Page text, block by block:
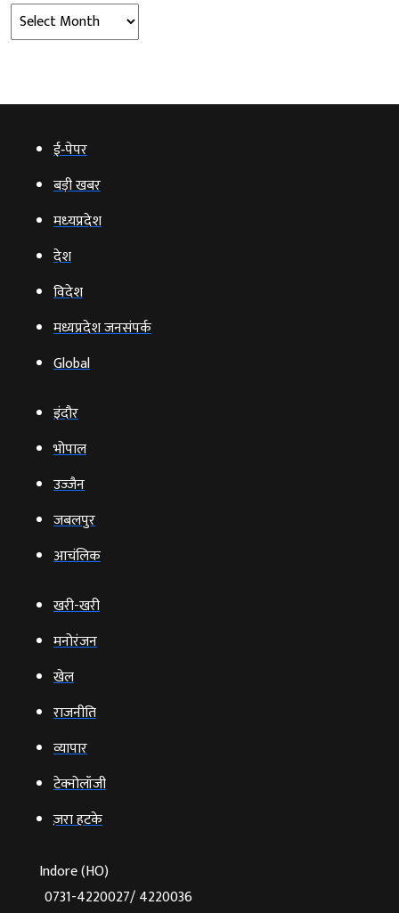
Archives
ई‑पेपर
बड़ी खबर
मध्‍यप्रदेश
देश
विदेश
मध्यप्रदेश जनसंपर्क
Global
इंदौर
भोपाल
उज्‍जैन
जबलपुर
आचंलिक
खरी-खरी
मनोरंजन
खेल
राजनीति
व्‍यापार
टेक्‍नोलॉजी
ज़रा हटके
Indore (HO)
0731-4220027/ 4220036